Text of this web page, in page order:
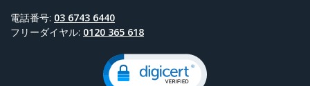
電話番号: 03 6743 6440
フリーダイヤル: 0120 365 618